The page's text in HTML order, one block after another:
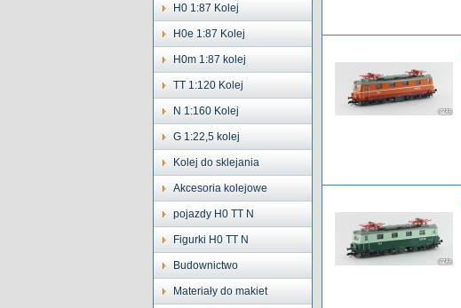
H0 1:87 Kolej
H0e 1:87 Kolej
H0m 1:87 kolej
TT 1:120 Kolej
N 1:160 Kolej
G 1:22,5 kolej
Kolej do sklejania
Akcesoria kolejowe
pojazdy H0 TT N
Figurki H0 TT N
Budownictwo
Materiały do makiet